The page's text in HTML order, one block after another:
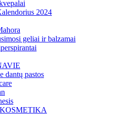
2024
geliai ir balzamai
dantų pastos